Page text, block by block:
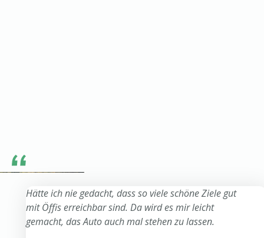
Hätte ich nie gedacht, dass so viele schöne Ziele gut
mit Öffis erreichbar sind. Da wird es mir leicht
gemacht, das Auto auch mal stehen zu lassen.